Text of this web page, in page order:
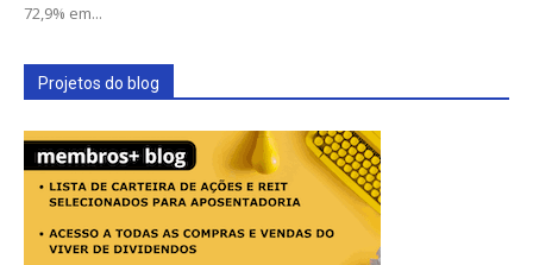
72,9% em...
Projetos do blog